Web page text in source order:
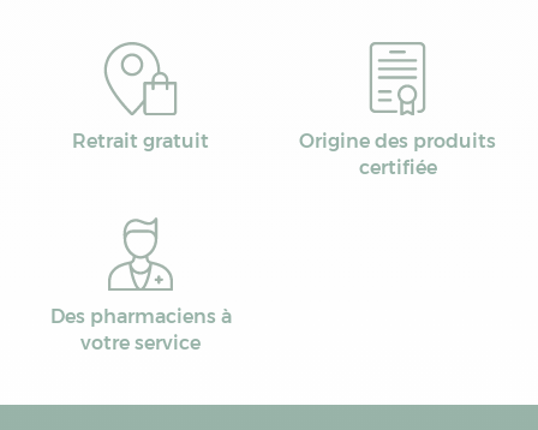
Retrait gratuit
Origine des produits
certifiée
Des pharmaciens à
votre service